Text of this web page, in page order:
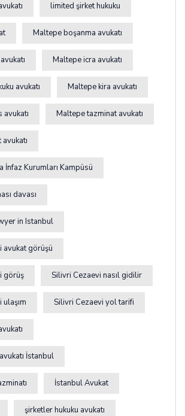
limited şirket hukuku
Maltepe boşanma avukatı
Maltepe icra avukatı
avukatı Maltepe kira avukatı
Maltepe tazminat avukatı
İnfaz Kurumları Kampüsü
davası
in Istanbul
avukat görüşü
görüş Silivri Cezaevi nasıl gidilir
Silivri Cezaevi yol tarifi
İstanbul
İstanbul Avukat
şirketler hukuku avukatı